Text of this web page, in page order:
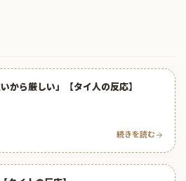
から厳しい」【タイ人の反応】
続きを読む